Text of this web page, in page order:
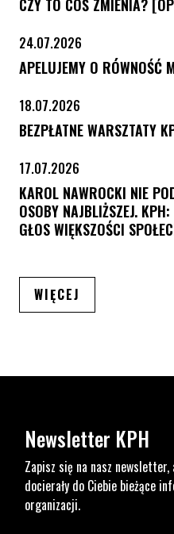
CZY TO COŚ ZMIENIA?
24.07.2026
APELUJEMY O RÓWNOŚĆ
18.07.2026
BEZPŁATNE WARSZTATY
17.07.2026
KAROL NAWROCKI NIE
OSOBY NAJBLIŻSZEJ.
GŁOS WIĘKSZOŚCI
WIĘCEJ
Newsletter KPH
Zapisz się na nasz
docierały do Ciebie bieżące
organizacji.